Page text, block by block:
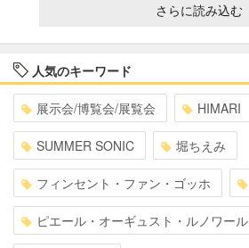
さらに読み込む
人気のキーワード
展示会/博覧会/展覧会 HIMARI
SUMMER SONIC 堀ちえみ
フィンセント・ファン・ゴッホ
ピエール・オーギュスト・ルノワール